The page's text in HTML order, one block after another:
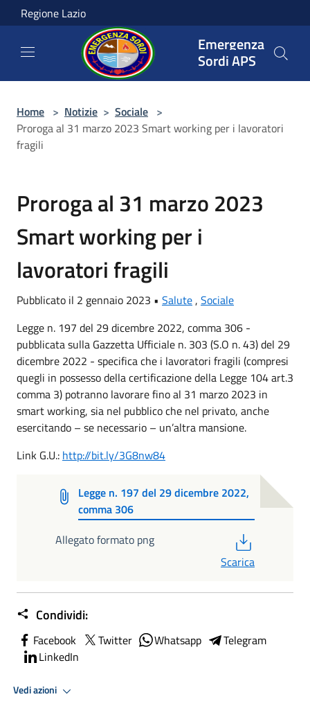
Salta al contenuto principale
Regione Lazio
Emergenza
Sordi APS
Home > Notizie > Sociale >
Proroga al 31 marzo 2023 Smart working per i lavoratori
fragili
Proroga al 31 marzo 2023
Smart working per i
lavoratori fragili
Pubblicato il 2 gennaio 2023 • Salute, Sociale
Legge n. 197 del 29 dicembre 2022, comma 306 -
pubblicata sulla Gazzetta Ufficiale n. 303 (S.O n. 43) del 29
dicembre 2022 - specifica che i lavoratori fragili (compresi
quegli in possesso della certificazione della Legge 104 art.3
comma 3) potranno lavorare fino al 31 marzo 2023 in
smart working, sia nel pubblico che nel privato, anche
esercitando – se necessario – un’altra mansione.
Link G.U.: http://bit.ly/3G8nw84
Legge n. 197 del 29 dicembre 2022,
comma 306
Allegato formato png
Scarica
Condividi:
Facebook Twitter Whatsapp
Telegram
LinkedIn
Vedi azioni